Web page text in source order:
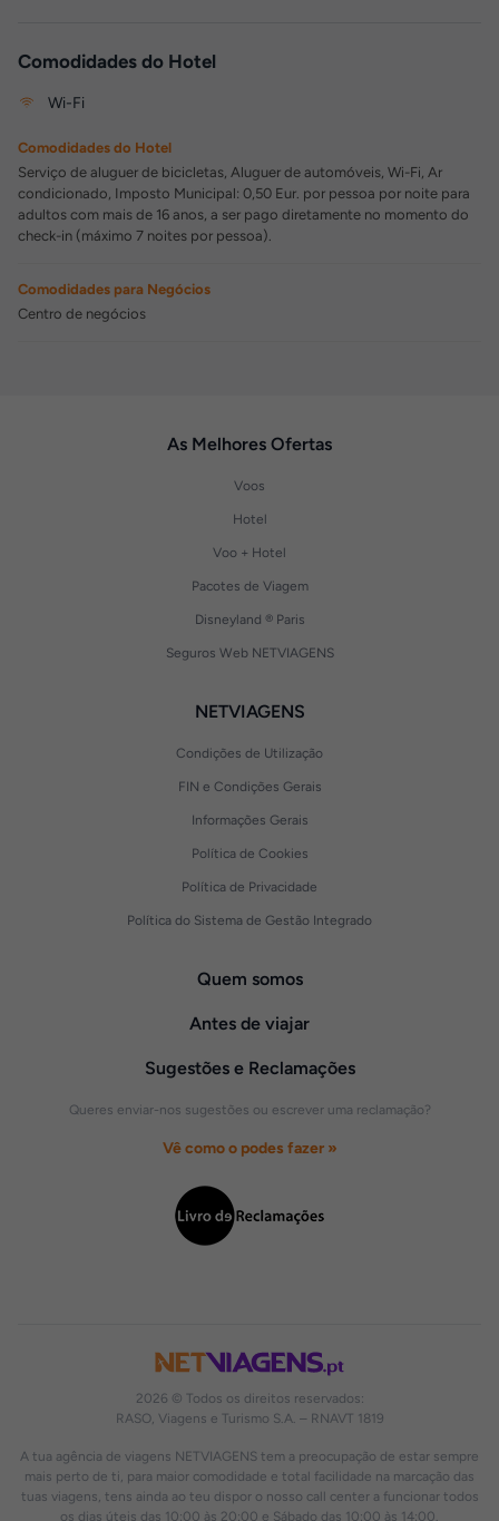
Comodidades do Hotel
Wi-Fi
Comodidades do Hotel
Serviço de aluguer de bicicletas, Aluguer de automóveis, Wi-Fi, Ar
condicionado, Imposto Municipal: 0,50 Eur. por pessoa por noite para
adultos com mais de 16 anos, a ser pago diretamente no momento do
check-in (máximo 7 noites por pessoa).
Comodidades para Negócios
Centro de negócios
2026 © Todos os direitos reservados:
RASO, Viagens e Turismo S.A. – RNAVT 1819
A tua agência de viagens NETVIAGENS tem a preocupação de estar sempre
mais perto de ti, para maior comodidade e total facilidade na marcação das
tuas viagens, tens ainda ao teu dispor o nosso call center a funcionar todos
os dias úteis das 10:00 às 20:00 e Sábado das 10:00 às 14:00.
As Melhores Ofertas
Voos
Hotel
Voo + Hotel
Pacotes de Viagem
Disneyland ® Paris
Seguros Web NETVIAGENS
NETVIAGENS
Condições de Utilização
FIN e Condições Gerais
Informações Gerais
Política de Cookies
Política de Privacidade
Política do Sistema de Gestão Integrado
Quem somos
Antes de viajar
Sugestões e Reclamações
Queres enviar-nos sugestões ou escrever uma reclamação?
Vê como o podes fazer »